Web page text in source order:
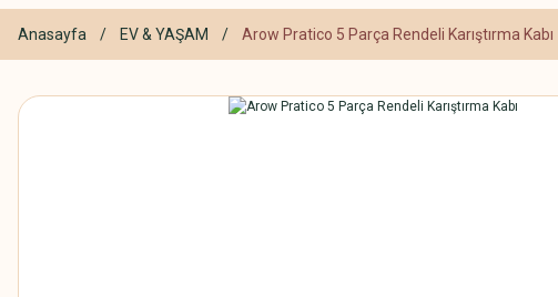
Anasayfa EV & YAŞAM Arow Pratico 5 Parça Rendeli Karıştırma Kabı